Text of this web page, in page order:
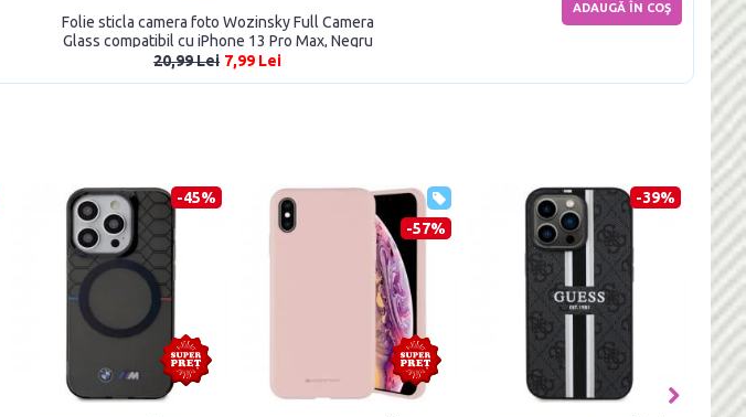
Folie sticla camera foto Wozinsky Full Camera
Glass compatibil cu iPhone 13 Pro Max, Negru
20,99 Lei 7,99 Lei
ADAUGĂ ÎN COŞ
-45%
-57%
-39%